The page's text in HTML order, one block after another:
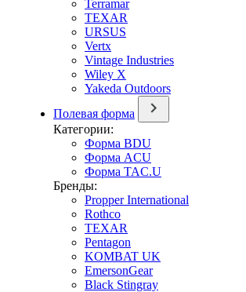
Terramar
TEXAR
URSUS
Vertx
Vintage Industries
Wiley X
Yakeda Outdoors
Полевая форма
Категории:
Форма BDU
Форма ACU
Форма TAC.U
Бренды:
Propper International
Rothco
TEXAR
Pentagon
KOMBAT UK
EmersonGear
Black Stingray